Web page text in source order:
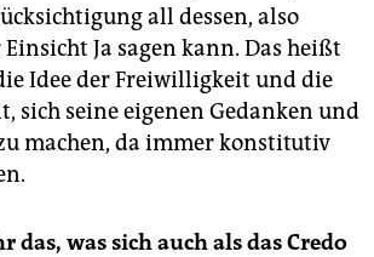
all dessen, also
Ja sagen kann. Das heißt
Idee der Freiwilligkeit und die
sich seine eigenen Gedanken und
machen, da immer konstitutiv
das, was sich auch als das Credo